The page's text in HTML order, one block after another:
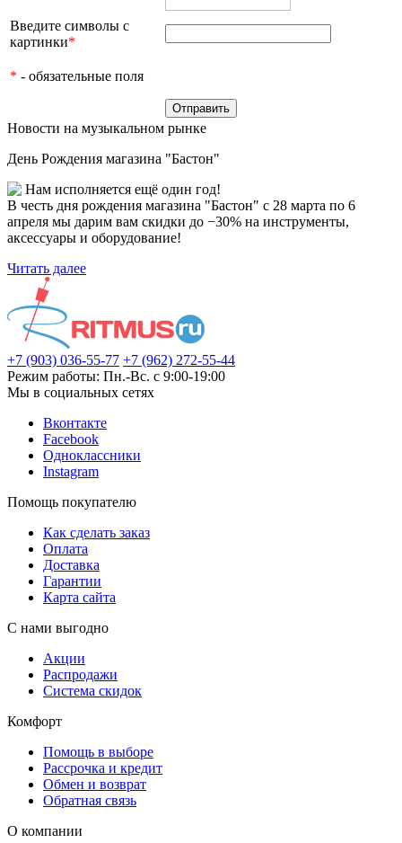
Введите символы с
картинки*
* - обязательные поля
Новости на музыкальном рынке
День Рождения магазина "Бастон"
Нам исполняется ещё один год!
В честь дня рождения магазина "Бастон" с 28 марта по 6
апреля мы дарим вам скидки до −30% на инструменты,
аксессуары и оборудование!
Читать далее
+7 (903) 036-55-77 +7 (962) 272-55-44
Режим работы: Пн.-Вс. с 9:00-19:00
Мы в социальных сетях
Вконтакте
Facebook
Одноклассники
Instagram
Помощь покупателю
Как сделать заказ
Оплата
Доставка
Гарантии
Карта сайта
С нами выгодно
Акции
Распродажи
Система скидок
Комфорт
Помощь в выборе
Рассрочка и кредит
Обмен и возврат
Обратная связь
О компании